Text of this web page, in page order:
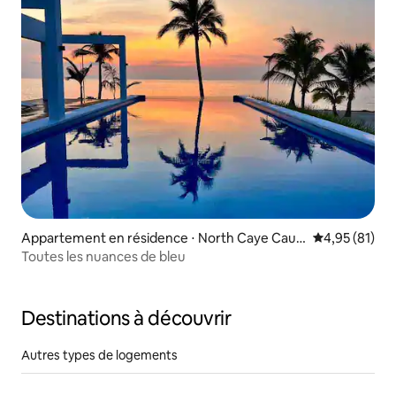
Appartement en résidence ⋅ North Caye Caulk
er
Évaluation
4,95 (81)
Toutes les nuances de bleu
Destinations à découvrir
Autres types de logements